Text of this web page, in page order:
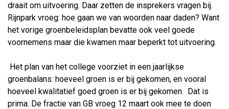
draait om uitvoering. Daar zetten de insprekers vragen bij.
Rijnpark vroeg: hoe gaan we van woorden naar daden? Want
het vorige groenbeleidsplan bevatte ook veel goede
voornemens maar die kwamen maar beperkt tot uitvoering.
Het plan van het college voorziet in een jaarlijkse
groenbalans: hoeveel groen is er bij gekomen, en vooral
hoeveel kwalitatief goed groen is er bij gekomen. Dat is
prima. De fractie van GB vroeg 12 maart ook mee te doen